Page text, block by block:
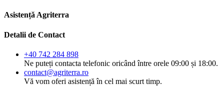
Asistență Agriterra
Detalii de Contact
+40 742 284 898
Ne puteți contacta telefonic oricând între orele 09:00 și 18:00.
contact@agriterra.ro
Vă vom oferi asistență în cel mai scurt timp.